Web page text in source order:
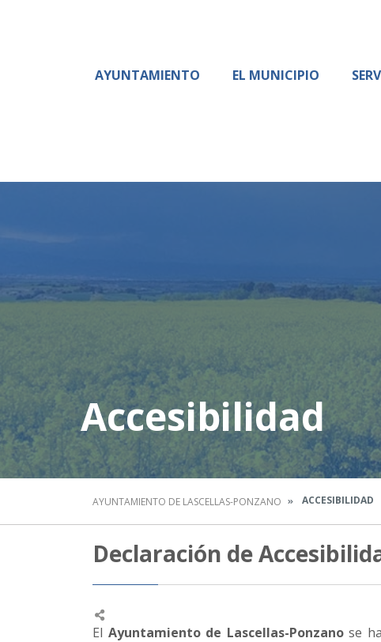
AYUNTAMIENTO EL MUNICIPIO
Accesibilidad
AYUNTAMIENTO DE LASCELLAS-PONZANO ACCESIBILIDAD
Declaración de
El Ayuntamiento de Lascellas-Ponzanose